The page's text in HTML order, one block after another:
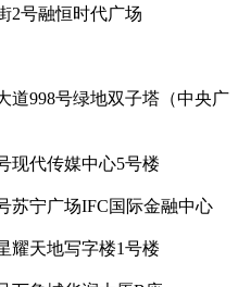
2号融恒时代广场
道998号绿地双子塔（中央广
现代传媒中心5号楼
苏宁广场IFC国际金融中心
耀天地写字楼1号楼